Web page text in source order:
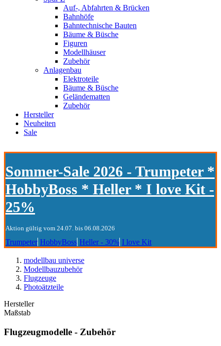
Auf-, Abfahrten & Brücken
Bahnhöfe
Bahntechnische Bauten
Bäume & Büsche
Figuren
Modellhäuser
Zubehör
Anlagenbau
Elektroteile
Bäume & Büsche
Geländematten
Zubehör
Hersteller
Neuheiten
Sale
Sommer-Sale 2026 - Trumpeter *
HobbyBoss * Heller * I love Kit -
25%
Aktion gültig vom 24.07. bis 06.08.2026
Trumpeter HobbyBoss Heller - 30% I love Kit
modellbau universe
Modellbauzubehör
Flugzeuge
Photoätzteile
Hersteller
Maßstab
Flugzeugmodelle - Zubehör